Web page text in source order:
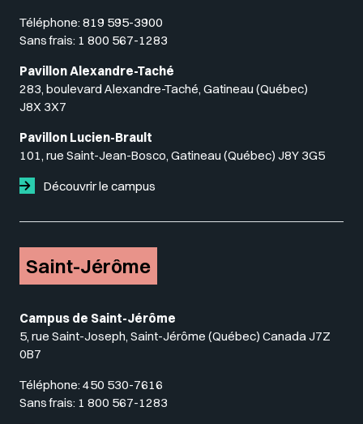
Téléphone: 819 595-3900
Sans frais: 1 800 567-1283
Pavillon Alexandre-Taché
283, boulevard Alexandre-Taché, Gatineau (Québec)
J8X 3X7
Pavillon Lucien-Brault
101, rue Saint-Jean-Bosco, Gatineau (Québec) J8Y 3G5
Découvrir le campus
Saint-Jérôme
Campus de Saint-Jérôme
5, rue Saint-Joseph, Saint-Jérôme (Québec) Canada J7Z
0B7
Téléphone: 450 530-7616
Sans frais: 1 800 567-1283